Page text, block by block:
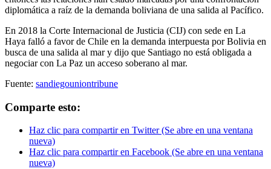
diplomática a raíz de la demanda boliviana de una salida al Pacífico.
En 2018 la Corte Internacional de Justicia (CIJ) con sede en La
Haya falló a favor de Chile en la demanda interpuesta por Bolivia en
busca de una salida al mar y dijo que Santiago no está obligada a
negociar con La Paz un acceso soberano al mar.
Fuente: sandiegouniontribune
Comparte esto:
Haz clic para compartir en Twitter (Se abre en una ventana
nueva)
Haz clic para compartir en Facebook (Se abre en una ventana
nueva)